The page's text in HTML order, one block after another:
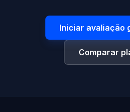
Iniciar avaliação
Comparar